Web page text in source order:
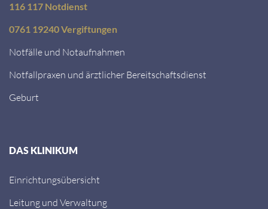
116 117 Notdienst
0761 19240 Vergiftungen
Notfälle und Notaufnahmen
Notfallpraxen und ärztlicher Bereitschaftsdienst
Geburt
DAS KLINIKUM
Einrichtungsübersicht
Leitung und Verwaltung